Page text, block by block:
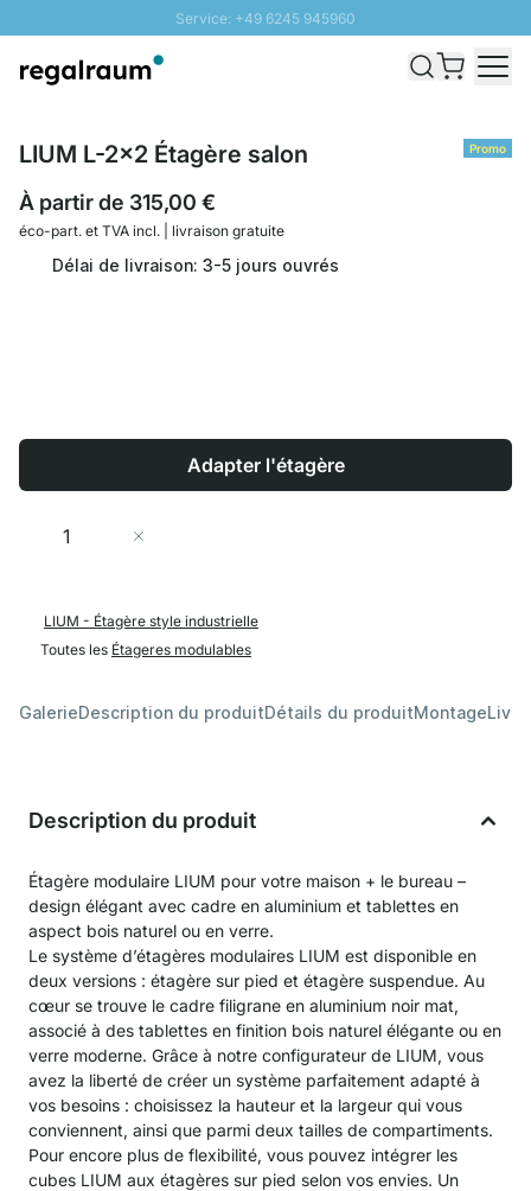
Service: +49 6245 945960
Livraison rapide - Livraison gratuite dès 100€
Promo
LIUM L-2x2 Étagère salon
À partir de 315,00 €
éco-part. et TVA incl. | livraison gratuite
Délai de livraison: 3-5 jours ouvrés
Adapter l'étagère
Quantité
LIUM - Étagère style industrielle
Toutes les Étageres modulables
GalerieDescription du produitDétails du produitMontage
Description du produit
Étagère modulaire LIUM pour votre maison + le bureau –
design élégant avec cadre en aluminium et tablettes en
aspect bois naturel ou en verre.
Le système d’étagères modulaires LIUM est disponible en
deux versions : étagère sur pied et étagère suspendue. Au
cœur se trouve le cadre filigrane en aluminium noir mat,
associé à des tablettes en finition bois naturel élégante ou en
verre moderne. Grâce à notre configurateur de LIUM, vous
avez la liberté de créer un système parfaitement adapté à
vos besoins : choisissez la hauteur et la largeur qui vous
conviennent, ainsi que parmi deux tailles de compartiments.
Pour encore plus de flexibilité, vous pouvez intégrer les
cubes LIUM aux étagères sur pied selon vos envies. Un